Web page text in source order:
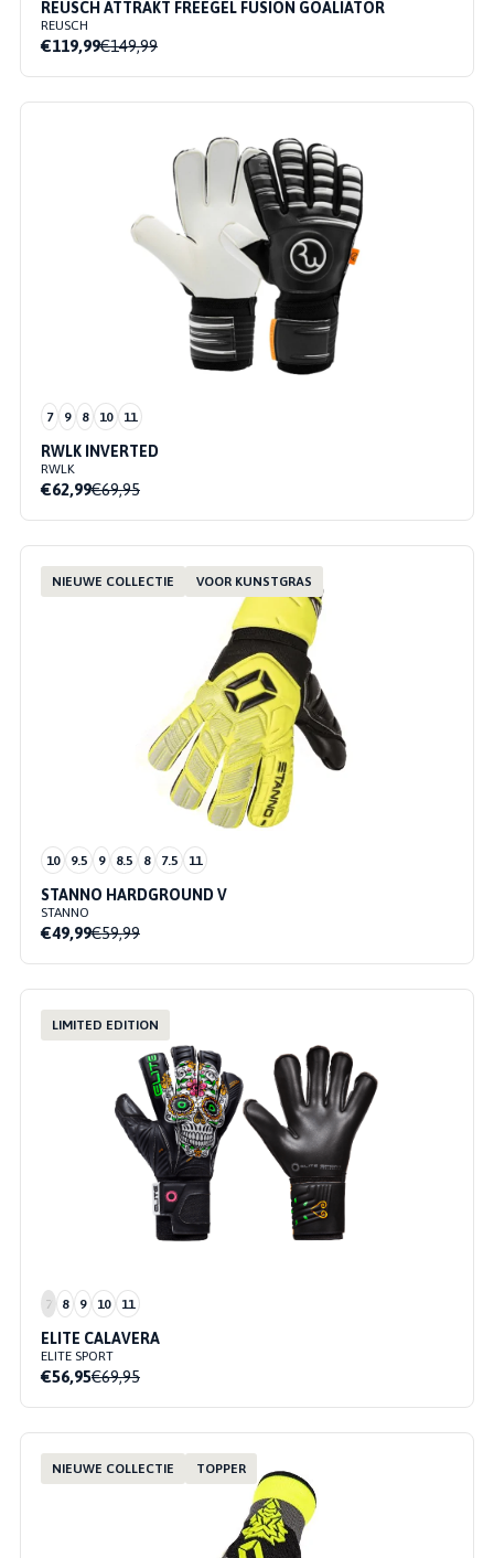
REUSCH ATTRAKT FREEGEL FUSION GOALIATOR
REUSCH
€119,99€149,99
7 9 8 10 11
RWLK INVERTED
RWLK
€62,99€69,95
NIEUWE COLLECTIE VOOR KUNSTGRAS
10 9.5 9 8.5 8 7.5 11
STANNO HARDGROUND V
STANNO
€49,99€59,99
LIMITED EDITION
7 8 9 10 11
ELITE CALAVERA
ELITE SPORT
€56,95€69,95
NIEUWE COLLECTIE TOPPER